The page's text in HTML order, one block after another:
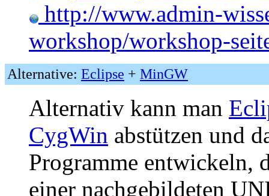
http://www.admin-
workshop/workshop-
Alternative: Eclipse + MinGW
Alternativ kann man
CygWin abstützen und
Programme entwickeln,
einer nachgebildeten